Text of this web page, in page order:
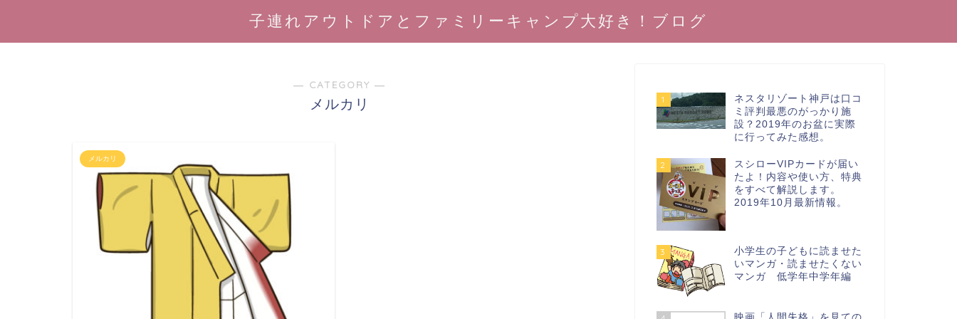
子連れアウトドアとファミリーキャンプ大好き！ブログ
― CATEGORY ―
メルカリ
メルカリ
1
ネスタリゾート神戸は口コ
ミ評判最悪のがっかり施
設？2019年のお盆に実際
に行ってみた感想。
2
スシローVIPカードが届い
たよ！内容や使い方、特典
をすべて解説します。
2019年10月最新情報。
3
小学生の子どもに読ませた
いマンガ・読ませたくない
マンガ 低学年中学年編